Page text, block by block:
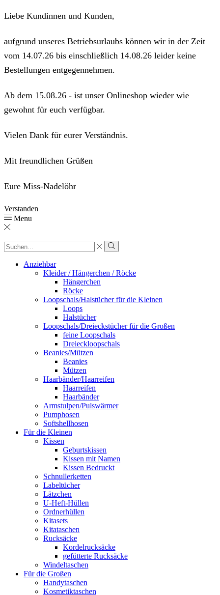
Liebe Kundinnen und Kunden,
aufgrund unseres Betriebsurlaubs können wir in der Zeit
vom 14.07.26 bis einschließlich 14.08.26 leider keine
Bestellungen entgegennehmen.
Ab dem 15.08.26 - ist unser Onlineshop wieder wie
gewohnt für euch verfügbar.
Vielen Dank für eurer Verständnis.
Mit freundlichen Grüßen
Eure Miss-Nadelöhr
Verstanden
Menu
Sucheingabe
Suche
Anziehbar
Kleider / Hängerchen / Röcke
Hängerchen
Röcke
Loopschals/Halstücher für die Kleinen
Loops
Halstücher
Loopschals/Dreieckstücher für die Großen
feine Loopschals
Dreieckloopschals
Beanies/Mützen
Beanies
Mützen
Haarbänder/Haarreifen
Haarreifen
Haarbänder
Armstulpen/Pulswärmer
Pumphosen
Softshellhosen
Für die Kleinen
Kissen
Geburtskissen
Kissen mit Namen
Kissen Bedruckt
Schnullerketten
Labeltücher
Lätzchen
U-Heft-Hüllen
Ordnerhüllen
Kitasets
Kitataschen
Rucksäcke
Kordelrucksäcke
gefütterte Rucksäcke
Windeltaschen
Für die Großen
Handytaschen
Kosmetiktaschen